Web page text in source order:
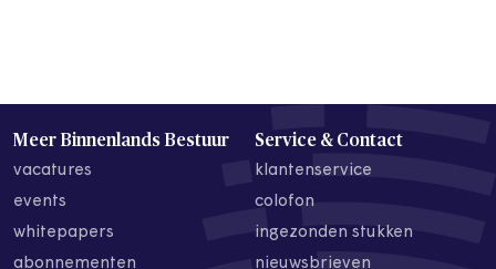
Meer Binnenlands Bestuur
vacatures
events
whitepapers
abonnementen
Service & Contact
klantenservice
colofon
ingezonden stukken
nieuwsbrieven